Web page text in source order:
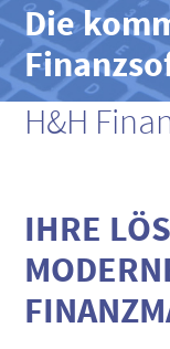
Die
H&H
IHRE